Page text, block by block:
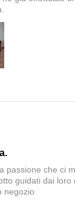
passione che ci
guidati dai
negozio